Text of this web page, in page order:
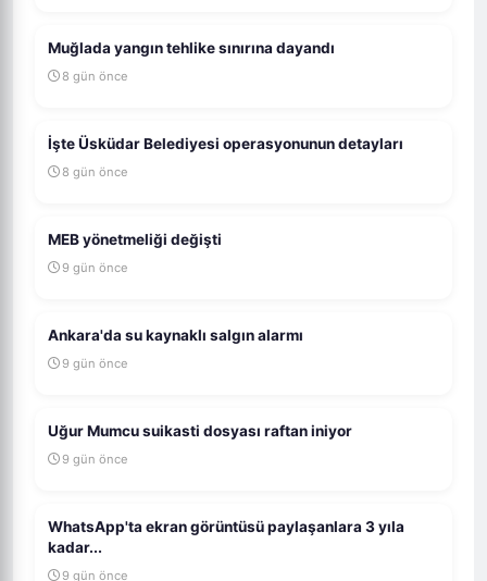
Muğlada yangın tehlike sınırına dayandı
8 gün önce
İşte Üsküdar Belediyesi operasyonunun detayları
8 gün önce
MEB yönetmeliği değişti
9 gün önce
Ankara'da su kaynaklı salgın alarmı
9 gün önce
Uğur Mumcu suikasti dosyası raftan iniyor
9 gün önce
WhatsApp'ta ekran görüntüsü paylaşanlara 3 yıla
kadar...
9 gün önce